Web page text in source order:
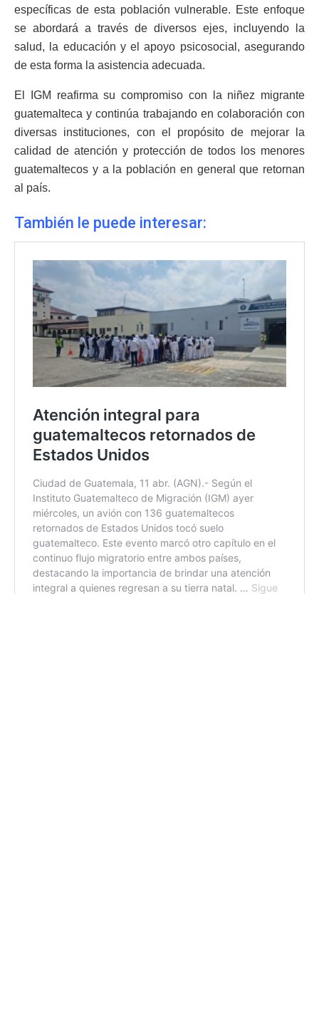
específicas de esta población vulnerable. Este enfoque
se abordará a través de diversos ejes, incluyendo la
salud, la educación y el apoyo psicosocial, asegurando
de esta forma la asistencia adecuada.
El IGM reafirma su compromiso con la niñez migrante
guatemalteca y continúa trabajando en colaboración con
diversas instituciones, con el propósito de mejorar la
calidad de atención y protección de todos los menores
guatemaltecos y a la población en general que retornan
al país.
También le puede interesar: